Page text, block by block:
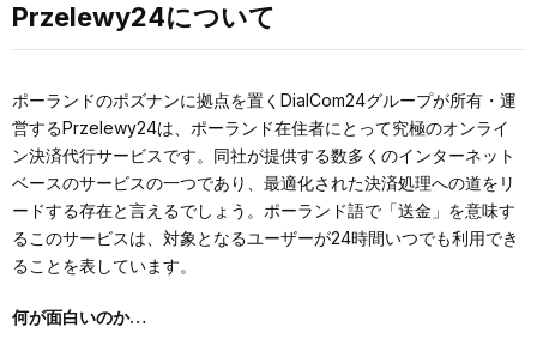
Przelewy24について
ポーランドのポズナンに拠点を置くDialCom24グループが所有・運
営するPrzelewy24は、ポーランド在住者にとって究極のオンライ
ン決済代行サービスです。同社が提供する数多くのインターネット
ベースのサービスの一つであり、最適化された決済処理への道をリ
ードする存在と言えるでしょう。ポーランド語で「送金」を意味す
るこのサービスは、対象となるユーザーが24時間いつでも利用でき
ることを表しています。
何が面白いのか…